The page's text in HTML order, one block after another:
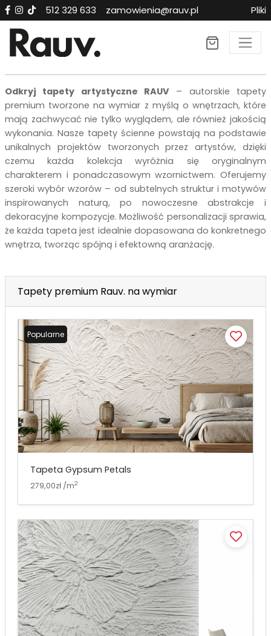
512 329 633 zamowienia@rauv.pl Pliki
Tapety premium RAUV
Odkryj tapety artystyczne RAUV – autorskie tapety
premium tworzone na wymiar z myślą o wnętrzach, które
mają zachwycać nie tylko wyglądem, ale również jakością
wykonania. Nasze tapety ścienne powstają na podstawie
unikalnych projektów tworzonych przez artystów, dzięki
czemu każda kolekcja wyróżnia się oryginalnym
charakterem i ponadczasowym wzornictwem. Oferujemy
szeroki wybór wzorów – od subtelnych struktur i motywów
inspirowanych naturą, po nowoczesne abstrakcje i
dekoracyjne kompozycje. Możliwość personalizacji sprawia,
że każda tapeta jest idealnie dopasowana do konkretnego
wnętrza, tworząc spójną i efektowną aranżację.
Tapety premium Rauv. na wymiar
Popularne
Tapeta Gypsum Petals
279,00zł /m2